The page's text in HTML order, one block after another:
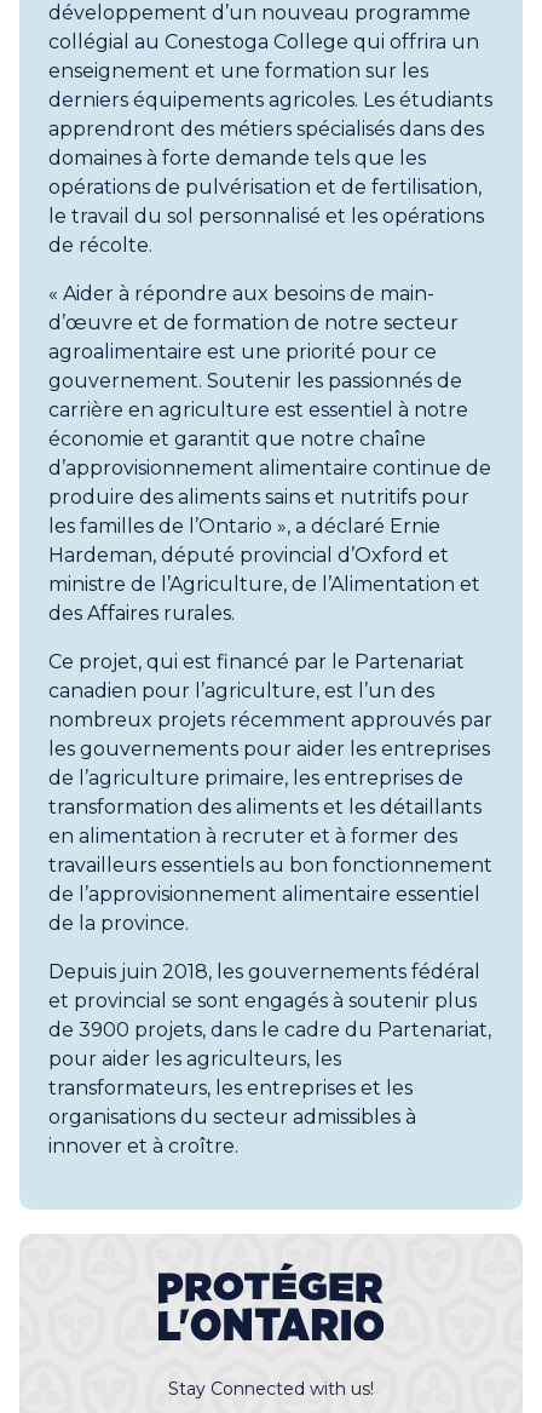
développement d’un nouveau programme
collégial au Conestoga College qui offrira un
enseignement et une formation sur les
derniers équipements agricoles. Les étudiants
apprendront des métiers spécialisés dans des
domaines à forte demande tels que les
opérations de pulvérisation et de fertilisation,
le travail du sol personnalisé et les opérations
de récolte.
« Aider à répondre aux besoins de main-
d’œuvre et de formation de notre secteur
agroalimentaire est une priorité pour ce
gouvernement. Soutenir les passionnés de
carrière en agriculture est essentiel à notre
économie et garantit que notre chaîne
d’approvisionnement alimentaire continue de
produire des aliments sains et nutritifs pour
les familles de l’Ontario », a déclaré Ernie
Hardeman, député provincial d’Oxford et
ministre de l’Agriculture, de l’Alimentation et
des Affaires rurales.
Ce projet, qui est financé par le Partenariat
canadien pour l’agriculture, est l’un des
nombreux projets récemment approuvés par
les gouvernements pour aider les entreprises
de l’agriculture primaire, les entreprises de
transformation des aliments et les détaillants
en alimentation à recruter et à former des
travailleurs essentiels au bon fonctionnement
de l’approvisionnement alimentaire essentiel
de la province.
Depuis juin 2018, les gouvernements fédéral
et provincial se sont engagés à soutenir plus
de 3900 projets, dans le cadre du Partenariat,
pour aider les agriculteurs, les
transformateurs, les entreprises et les
organisations du secteur admissibles à
innover et à croître.
Stay Connected with us!